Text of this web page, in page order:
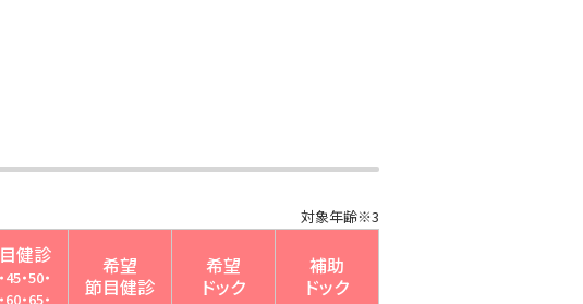
対象年齢※3
健診
45・50・
60・65・
希望
節目健診
希望
ドック
補助
ドック